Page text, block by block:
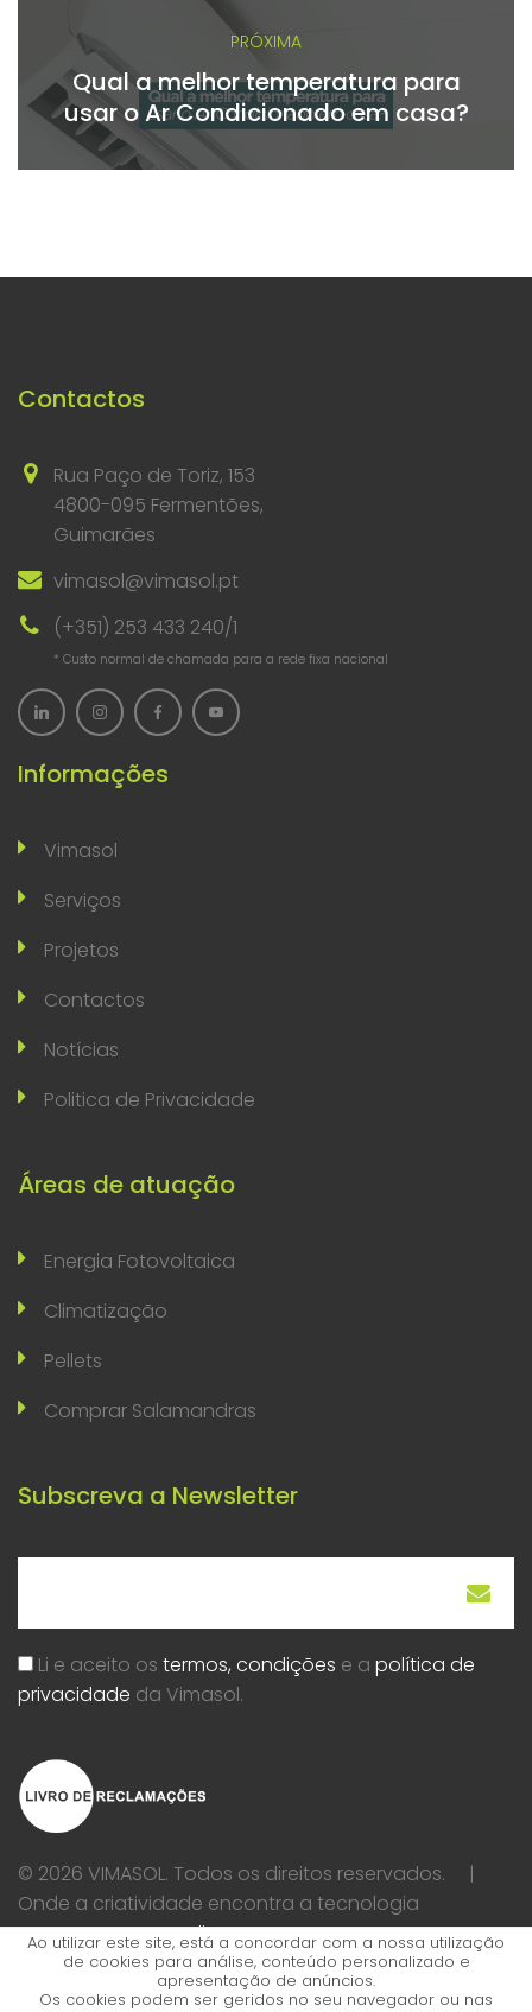
PRÓXIMA
Qual a melhor temperatura para
usar o Ar Condicionado em casa?
Contactos
Rua Paço de Toriz, 153
4800-095 Fermentões,
Guimarães
vimasol@vimasol.pt
(+351) 253 433 240/1
* Custo normal de chamada para a rede fixa nacional
Informações
Vimasol
Serviços
Projetos
Contactos
Notícias
Politica de Privacidade
Áreas de atuação
Energia Fotovoltaica
Climatização
Pellets
Comprar Salamandras
Subscreva a Newsletter
Li e aceito os termos, condições e a política de
privacidade da Vimasol.
© 2026 VIMASOL. Todos os direitos reservados. |
Onde a criatividade encontra a tecnologia
Desassossego Studio
Ao utilizar este site, está a concordar com a nossa utilização
de cookies para análise, conteúdo personalizado e
apresentação de anúncios.
Os cookies podem ser geridos no seu navegador ou nas